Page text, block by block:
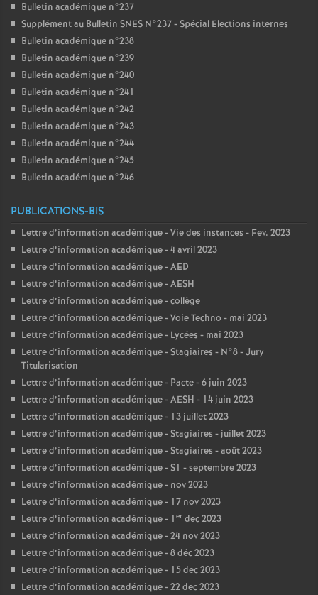
Bulletin académique n°237
Supplément au Bulletin SNES N°237 - Spécial Elections internes
Bulletin académique n°238
Bulletin académique n°239
Bulletin académique n°240
Bulletin académique n°241
Bulletin académique n°242
Bulletin académique n°243
Bulletin académique n°244
Bulletin académique n°245
Bulletin académique n°246
PUBLICATIONS-BIS
Lettre d’information académique - Vie des instances - Fev. 2023
Lettre d’information académique - 4 avril 2023
Lettre d’information académique - AED
Lettre d’information académique - AESH
Lettre d’information académique - collège
Lettre d’information académique - Voie Techno - mai 2023
Lettre d’information académique - Lycées - mai 2023
Lettre d’information académique - Stagiaires - N°8 - Jury
Titularisation
Lettre d’information académique - Pacte - 6 juin 2023
Lettre d’information académique - AESH - 14 juin 2023
Lettre d’information académique - 13 juillet 2023
Lettre d’information académique - Stagiaires - juillet 2023
Lettre d’information académique - Stagiaires - août 2023
Lettre d’information académique - S1 - septembre 2023
Lettre d’information académique - nov 2023
Lettre d’information académique - 17 nov 2023
Lettre d’information académique - 1 er dec 2023
Lettre d’information académique - 24 nov 2023
Lettre d’information académique - 8 déc 2023
Lettre d’information académique - 15 dec 2023
Lettre d’information académique - 22 dec 2023